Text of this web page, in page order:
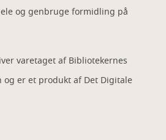
og genbruge formidling på
varetaget af Bibliotekernes
og er et produkt af Det Digitale